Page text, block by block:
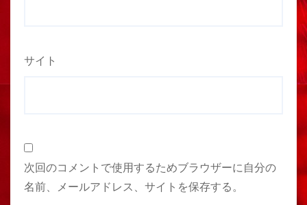
サイト
次回のコメントで使用するためブラウザーに自分の
名前、メールアドレス、サイトを保存する。